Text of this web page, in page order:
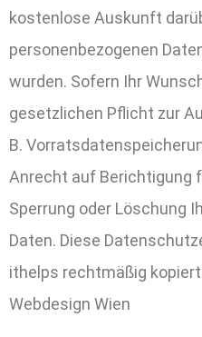
kostenlose Auskunft
personenbezogenen
wurden. Sofern Ihr
gesetzlichen Pflicht zur
B.
Anrecht auf Berichtigung
Sperrung oder Löschung
Daten. Diese
ithelps rechtmäßig
Webdesign Wien